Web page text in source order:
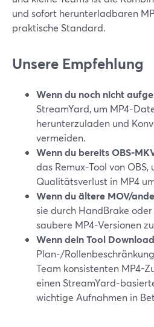
und sofort herunterladbaren
praktische Standard.
Unsere Empfehlung
Wenn du noch nicht
StreamYard, um MP4-
herunterzuladen und
vermeiden.
Wenn du bereits OBS-
das Remux-Tool von OBS,
Qualitätsverlust in MP4
Wenn du ältere MOV/
sie durch HandBrake
saubere MP4-Versionen
Wenn dein Tool
Plan-/
Team konsistenten MP4-
einen StreamYard-
wichtige Aufnahmen in